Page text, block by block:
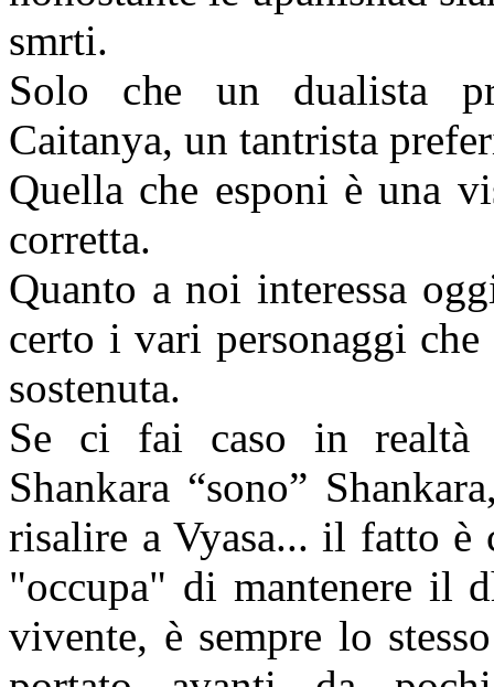
smrti.
Solo che un dualista
Caitanya, un tantrista
Quella che esponi è una
corretta.
Quanto a noi interessa
certo i vari personaggi
sostenuta.
Se ci fai caso in realtà
Shankara “sono”
risalire a Vyasa... il fatto
"occupa" di mantenere il
vivente, è sempre lo